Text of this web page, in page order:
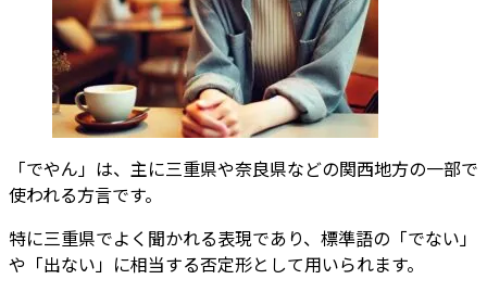
「でやん」は、主に三重県や奈良県などの関西地方の一部で
使われる方言です。
特に三重県でよく聞かれる表現であり、標準語の「でない」
や「出ない」に相当する否定形として用いられます。